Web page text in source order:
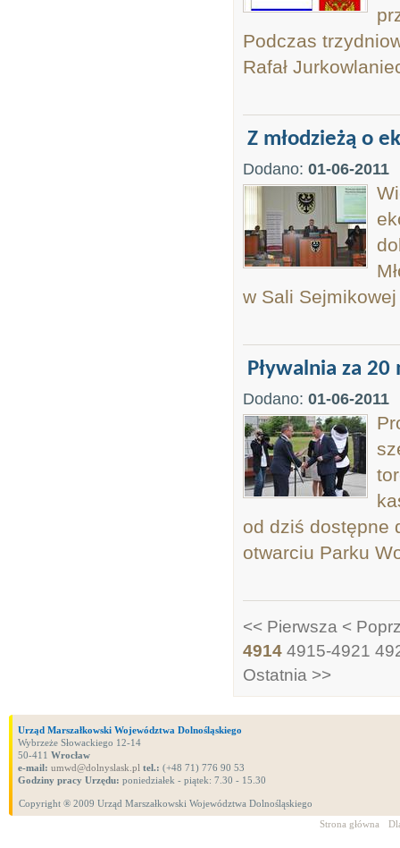
Podczas
Rafał
Z młodzieżą o
Dodano: 01-06-2011
w Sali
Pływalnia za 20
Dodano: 01-06-2011
od dziś dostępne
otwarciu Parku
<< Pierwsza <
4914 4915-4921
Ostatnia >>
Urząd Marszałkowski Województwa Dolnośląskiego
Wybrzeże Słowackiego 12-14
50-411 Wrocław
e-mail: umwd@dolnyslask.pl tel.: (+48 71) 776 90 53
Godziny pracy Urzędu: poniedziałek - piątek: 7.30 - 15.30
Copyright ® 2009 Urząd Marszałkowski Województwa Dolnośląskiego
Strona główna